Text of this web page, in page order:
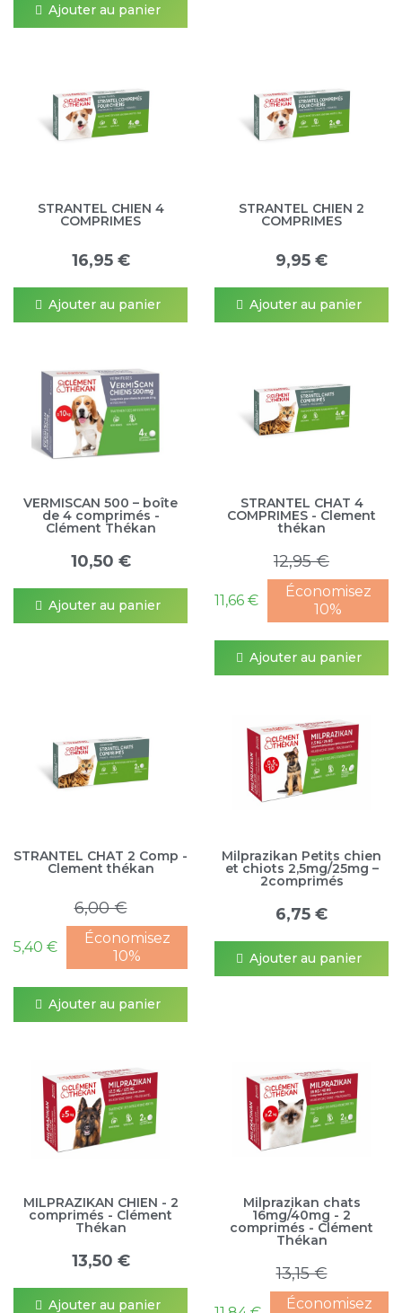
Ajouter au panier
STRANTEL CHIEN 4
COMPRIMES
16,95 €
Ajouter au panier
STRANTEL CHIEN 2
COMPRIMES
9,95 €
Ajouter au panier
VERMISCAN 500 – boîte
de 4 comprimés -
Clément Thékan
10,50 €
Ajouter au panier
STRANTEL CHAT 4
COMPRIMES - Clement
thékan
12,95 €
11,66 €
Économisez
10%
Ajouter au panier
STRANTEL CHAT 2 Comp -
Clement thékan
6,00 €
5,40 €
Économisez
10%
Ajouter au panier
Milprazikan Petits chien
et chiots 2,5mg/25mg –
2comprimés
6,75 €
Ajouter au panier
MILPRAZIKAN CHIEN - 2
comprimés - Clément
Thékan
13,50 €
Ajouter au panier
Milprazikan chats
16mg/40mg - 2
comprimés - Clément
Thékan
13,15 €
Économisez